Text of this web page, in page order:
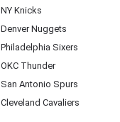
NY Knicks
Denver Nuggets
Philadelphia Sixers
OKC Thunder
San Antonio Spurs
Cleveland Cavaliers